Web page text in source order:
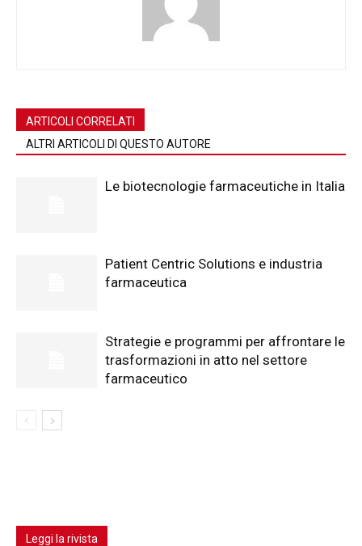
ARTICOLI CORRELATI
ALTRI ARTICOLI DI QUESTO AUTORE
Le biotecnologie farmaceutiche in Italia
Patient Centric Solutions e industria
farmaceutica
Strategie e programmi per affrontare le
trasformazioni in atto nel settore
farmaceutico
Leggi la rivista